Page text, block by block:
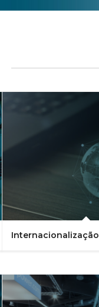
Internacionalização